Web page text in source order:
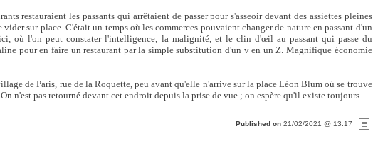
restauraient les passants qui arrêtaient de passer pour s'asseoir devant des assiettes pleines
sur place. C'était un temps où les commerces pouvaient changer de nature en passant d'un
où l'on peut constater l'intelligence, la malignité, et le clin d'œil au passant qui passe du
pour en faire un restaurant par la simple substitution d'un v en un Z. Magnifique économie
de Paris, rue de la Roquette, peu avant qu'elle n'arrive sur la place Léon Blum où se trouve
n'est pas retourné devant cet endroit depuis la prise de vue ; on espère qu'il existe toujours.
Published on 21/02/2021 @ 13:17